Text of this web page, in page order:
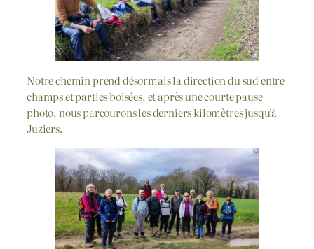
Notre chemin prend désormais la direction du sud entre
champs et parties boisées, et après une courte pause
photo, nous parcourons les derniers kilomètres jusqu’à
Juziers.